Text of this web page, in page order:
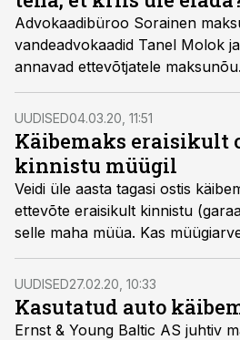
Advokaadibüroo Sorainen
vandeadvokaadid Tanel Molok
annavad ettevõtjatele maksunõu.
UUDISED04.03.20, 11:51
Käibemaks eraisikult
kinnistu müügil
Veidi üle aasta tagasi ostis
ettevõte eraisikult kinnistu
selle maha müüa. Kas
KM?
UUDISED27.02.20, 10:33
Kasutatud auto
Ernst & Young Baltic AS juhtiv